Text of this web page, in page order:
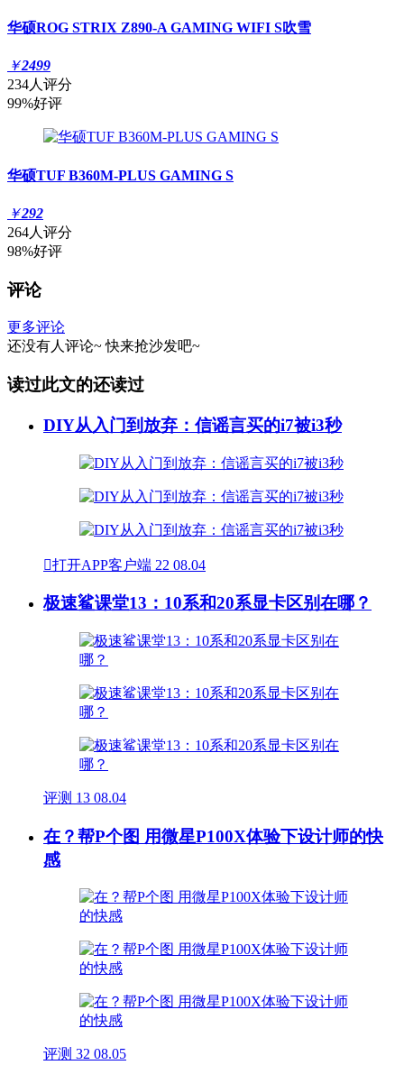
华硕ROG STRIX Z890-A GAMING WIFI S吹雪
￥2499
234人评分
99%好评
华硕TUF B360M-PLUS GAMING S
￥292
264人评分
98%好评
评论
更多评论
还没有人评论~ 快来抢沙发吧~
读过此文的还读过
DIY从入门到放弃：信谣言买的i7被i3秒
打开APP客户端 22 08.04
极速鲨课堂13：10系和20系显卡区别在哪？
评测 13 08.04
在？帮P个图 用微星P100X体验下设计师的快
感
评测 32 08.05